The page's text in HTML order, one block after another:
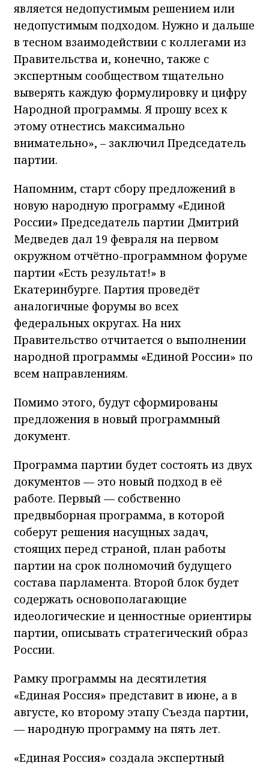
является недопустимым решением или
недопустимым подходом. Нужно и дальше
в тесном взаимодействии с коллегами из
Правительства и, конечно, также с
экспертным сообществом тщательно
выверять каждую формулировку и цифру
Народной программы. Я прошу всех к
этому отнестись максимально
внимательно», – заключил Председатель
партии.
Напомним, старт сбору предложений в
новую народную программу «Единой
России» Председатель партии Дмитрий
Медведев дал 19 февраля на первом
окружном отчётно-программном форуме
партии «Есть результат!» в
Екатеринбурге. Партия проведёт
аналогичные форумы во всех
федеральных округах. На них
Правительство отчитается о выполнении
народной программы «Единой России» по
всем направлениям.
Помимо этого, будут сформированы
предложения в новый программный
документ.
Программа партии будет состоять из двух
документов — это новый подход в её
работе. Первый — собственно
предвыборная программа, в которой
соберут решения насущных задач,
стоящих перед страной, план работы
партии на срок полномочий будущего
состава парламента. Второй блок будет
содержать основополагающие
идеологические и ценностные ориентиры
партии, описывать стратегический образ
России.
Рамку программы на десятилетия
«Единая Россия» представит в июне, а в
августе, ко второму этапу Съезда партии,
— народную программу на пять лет.
«Единая Россия» создала экспертный